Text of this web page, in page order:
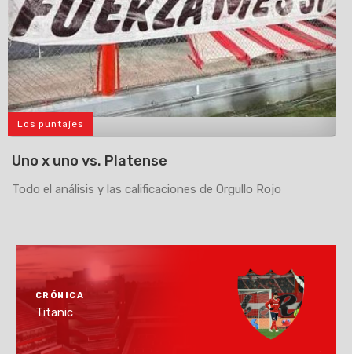
Los puntajes
Uno x uno vs. Platense
Todo el análisis y las calificaciones de Orgullo Rojo
CRÓNICA
Titanic